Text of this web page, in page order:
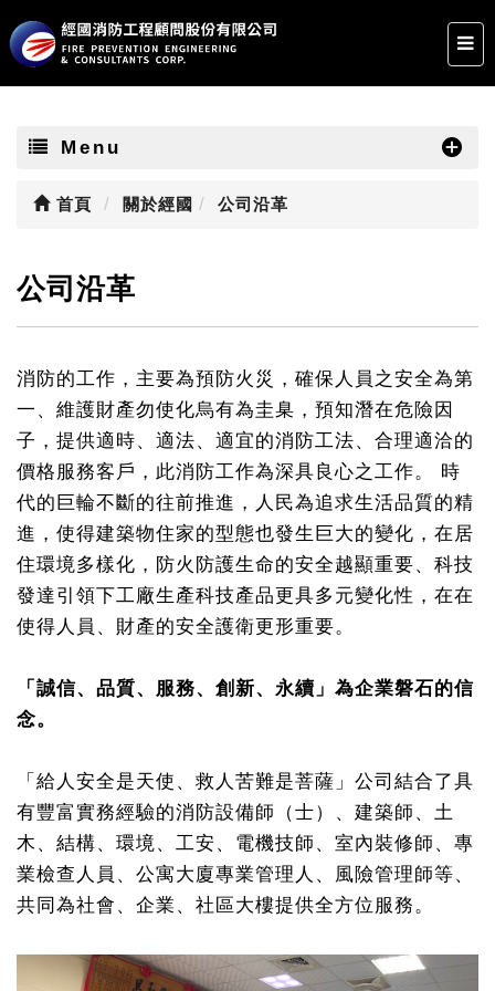
Menu
首頁 關於經國 公司沿革
公司沿革
消防的工作，主要為預防火災，確保人員之安全為第
一、維護財產勿使化烏有為圭臬，預知潛在危險因
子，提供適時、適法、適宜的消防工法、合理適洽的
價格服務客戶，此消防工作為深具良心之工作。 時
代的巨輪不斷的往前推進，人民為追求生活品質的精
進，使得建築物住家的型態也發生巨大的變化，在居
住環境多樣化，防火防護生命的安全越顯重要、科技
發達引領下工廠生產科技產品更具多元變化性，在在
使得人員、財產的安全護衛更形重要。
「誠信、品質、服務、創新、永續」為企業磐石的信
念。
「給人安全是天使、救人苦難是菩薩」公司結合了具
有豐富實務經驗的消防設備師（士）、建築師、土
木、結構、環境、工安、電機技師、室內裝修師、專
業檢查人員、公寓大廈專業管理人、風險管理師等、
共同為社會、企業、社區大樓提供全方位服務。